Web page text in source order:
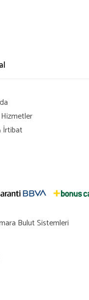
İrtibat
Bulut Sistemleri